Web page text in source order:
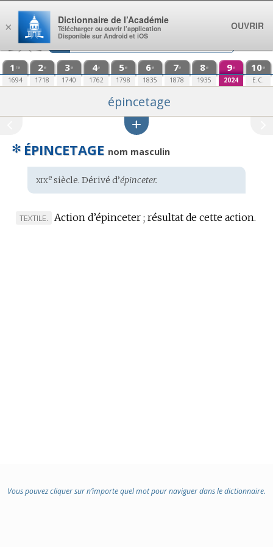
Aller au contenu
1 re
1694
2e
1718
3e
1740
4e
1762
5e
1798
6e
1835
7e
1878
8e
1935
9e
2024
10e
E.C.
épincetage
✻ ÉPINCETAGE nom masculin
Étymologie
:
xixesiècle. Dérivé d’épinceter.
MARQUE
TEXTILE. Action d’épinceter ; résultat de cette action.
Vous pouvez cliquer sur n’importe quel mot pour naviguer dans le dictionnaire.
×
Dictionnaire de l’Académie
Télécharger ou ouvrir l’application
Disponible sur Android et iOS
OUVRIR